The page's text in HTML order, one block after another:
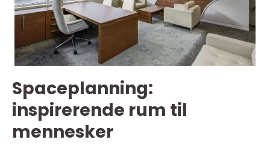
Spaceplanning:
inspirerende rum til
mennesker